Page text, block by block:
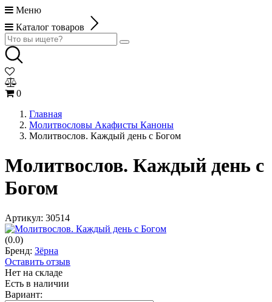
Меню
Каталог товаров
0
Главная
Молитвословы Акафисты Каноны
Молитвослов. Каждый день с Богом
Молитвослов. Каждый день с
Богом
Артикул: 30514
(0.0)
Бренд: Зёрна
Оставить отзыв
Нет на складе
Есть в наличии
Вариант: